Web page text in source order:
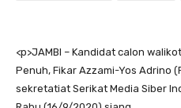
<p>JAMBI – Kandidat calon
Penuh, Fikar Azzami-Yos Adrino
sekretatiat Serikat Media Siber